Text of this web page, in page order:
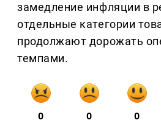
замедление инфляции в
отдельные категории
продолжают дорожать
темпами.
0 0 0